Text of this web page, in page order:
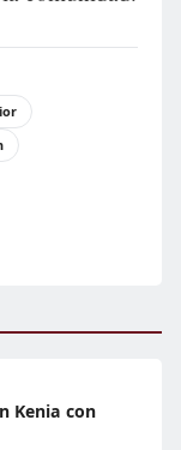
Kenia con